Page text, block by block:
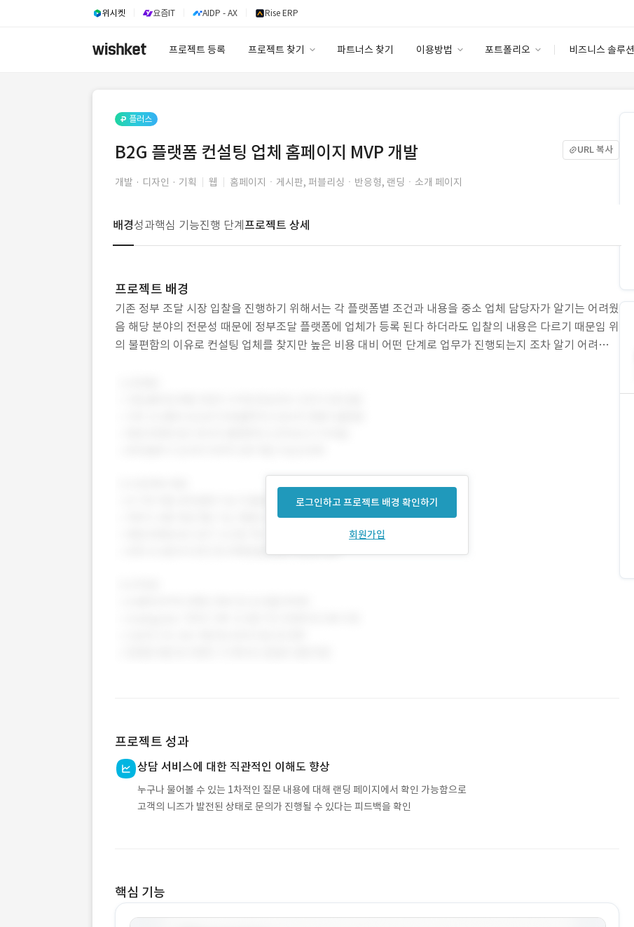
위시켓 요즘IT AIDP - AX Rise ERP
프로젝트 등록 프로젝트 찾기 파트너스 찾기 이용방법 포트폴리오 비즈니스 솔루션
고객센터
안심 코드 케어
스토어
플러스
B2G 플랫폼 컨설팅 업체 홈페이지 MVP 개발 URL 복사
개발 · 디자인 · 기획 웹 홈페이지ㆍ게시판, 퍼블리싱ㆍ반응형, 랜딩ㆍ소개 페이지
배경성과핵심 기능진행 단계 프로젝트 상세
프로젝트 배경
기존 정부 조달 시장 입찰을 진행하기 위해서는 각 플랫폼별 조건과 내용을 중소 업체 담당자가 알기는 어려웠
음 해당 분야의 전문성 때문에 정부조달 플랫폼에 업체가 등록 된다 하더라도 입찰의 내용은 다르기 때문임 위
의 불편함의 이유로 컨설팅 업체를 찾지만 높은 비용 대비 어떤 단계로 업무가 진행되는지 조차 알기 어려운
로그인하고 프로젝트 배경 확인하기
회원가입
프로젝트 성과
상담 서비스에 대한 직관적인 이해도 향상
누구나 물어볼 수 있는 1차적인 질문 내용에 대해 랜딩 페이지에서 확인 가능함으로
고객의 니즈가 발전된 상태로 문의가 진행될 수 있다는 피드백을 확인
핵심 기능